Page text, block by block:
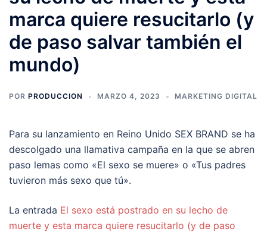
marca quiere resucitarlo (y
de paso salvar también el
mundo)
POR PRODUCCION MARZO 4, 2023 MARKETING DIGITAL
Para su lanzamiento en Reino Unido SEX BRAND se ha
descolgado una llamativa campaña en la que se abren
paso lemas como «El sexo se muere» o «Tus padres
tuvieron más sexo que tú».
La entrada El sexo está postrado en su lecho de
muerte y esta marca quiere resucitarlo (y de paso